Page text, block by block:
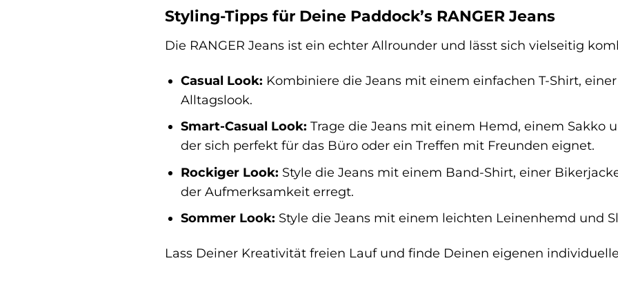
Styling-Tipps für Deine Paddock’s RANGER Jeans
Die RANGER Jeans ist ein echter Allrounder und lässt sich vielseitig
Casual Look: Kombiniere die Jeans mit einem einfachen T-Shirt,
Alltagslook.
Smart-Casual Look: Trage die Jeans mit einem Hemd, einem Sakko
der sich perfekt für das Büro oder ein Treffen mit Freunden eignet.
Rockiger Look: Style die Jeans mit einem Band-Shirt, einer
der Aufmerksamkeit erregt.
Sommer Look: Style die Jeans mit einem leichten Leinenhemd und
Lass Deiner Kreativität freien Lauf und finde Deinen eigenen